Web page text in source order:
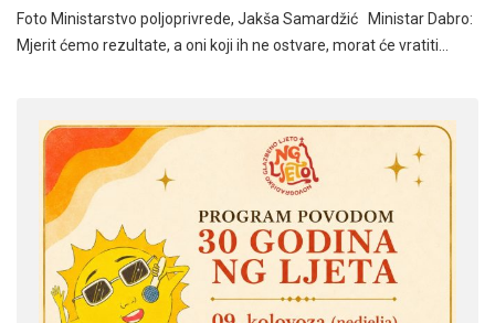
Foto Ministarstvo poljoprivrede, Jakša Samardžić Ministar Dabro:
Mjerit ćemo rezultate, a oni koji ih ne ostvare, morat će vratiti…